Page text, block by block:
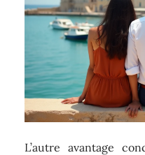
L’autre avantage